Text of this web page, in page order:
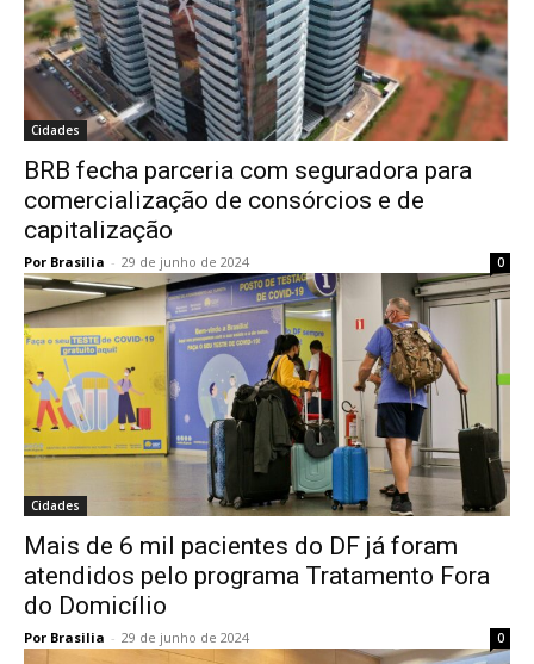
Cidades
BRB fecha parceria com seguradora para
comercialização de consórcios e de
capitalização
Por Brasilia - 29 de junho de 2024 0
Cidades
Mais de 6 mil pacientes do DF já foram
atendidos pelo programa Tratamento Fora
do Domicílio
Por Brasilia - 29 de junho de 2024 0